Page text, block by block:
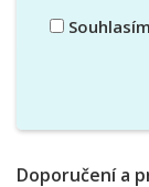
Doporučení a